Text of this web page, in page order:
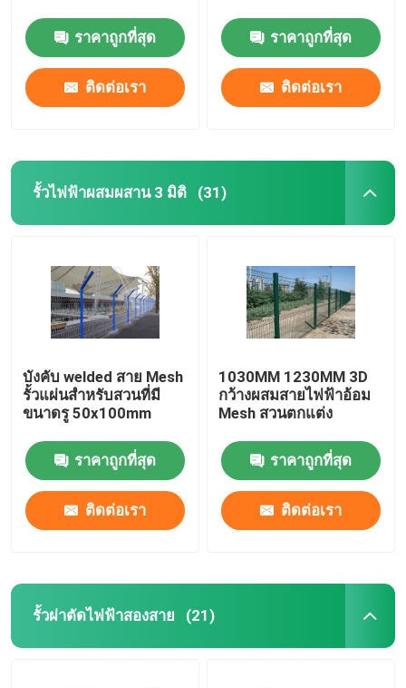
ราคาถูกที่สุด
ติดต่อเรา
ราคาถูกที่สุด
ติดต่อเรา
รั้วไฟฟ้าผสมผสาน 3 มิติ (31)
บังคับ welded สาย Mesh
รั้วแผ่นสําหรับสวนที่มี
ขนาดรู 50x100mm
ราคาถูกที่สุด
ติดต่อเรา
1030MM 1230MM 3D
กว้างผสมสายไฟฟ้าอ้อม
Mesh สวนตกแต่ง
ราคาถูกที่สุด
ติดต่อเรา
รั้วผ่าตัดไฟฟ้าสองสาย (21)